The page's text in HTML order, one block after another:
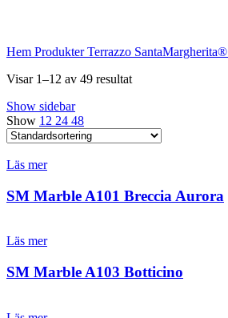
Hem ProdukterTerrazzo SantaMargherita®
Visar 1–12 av 49 resultat
Show sidebar
Show 12 24 48
Läs mer
SM Marble A101 Breccia Aurora
Läs mer
SM Marble A103 Botticino